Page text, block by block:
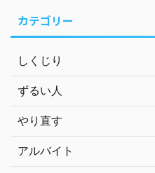
カテゴリー
しくじり
ずるい人
やり直す
アルバイト